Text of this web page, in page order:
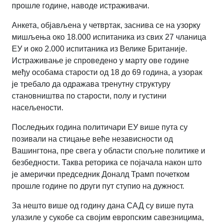
прошле године, наводе истраживачи.
Анкета, објављена у четвртак, заснива се на узорку
мишљења око 18.000 испитаника из свих 27 чланица
ЕУ и око 2.000 испитаника из Велике Британије.
Истраживање је спроведено у марту ове године
међу особама старости од 18 до 69 година, а узорак
је требало да одражава тренутну структуру
становништва по старости, полу и густини
насељености.
Последњих година политичари ЕУ више пута су
позивали на стицање веће независности од
Вашингтона, пре свега у области спољне политике и
безбедности. Таква реторика се појачала након што
је амерички председник Доналд Трамп почетком
прошле године по други пут ступио на дужност.
За нешто више од годину дана САД су више пута
улазиле у сукобе са својим европским савезницима,